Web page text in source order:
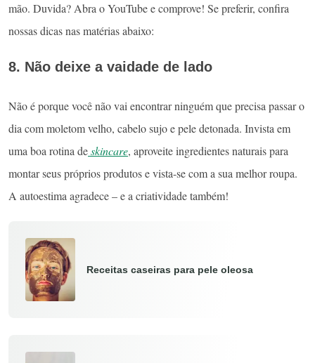
mão. Duvida? Abra o YouTube e comprove! Se preferir, confira
nossas dicas nas matérias abaixo:
8. Não deixe a vaidade de lado
Não é porque você não vai encontrar ninguém que precisa passar o
dia com moletom velho, cabelo sujo e pele detonada. Invista em
uma boa rotina deskincare, aproveite ingredientes naturais para
montar seus próprios produtos e vista-se com a sua melhor roupa.
A autoestima agradece – e a criatividade também!
Receitas caseiras para pele oleosa